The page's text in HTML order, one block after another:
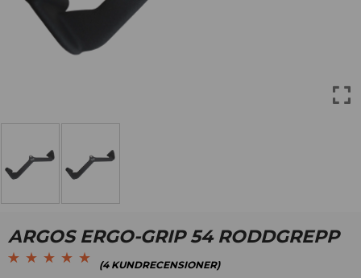
ARGOS ERGO-GRIP 54 RODDGREPP
(4KUNDRECENSIONER)